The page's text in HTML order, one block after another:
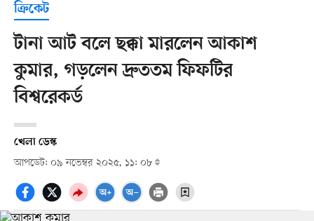
ক্রিকেট
টানা আট বলে ছক্কা মারলেন আকাশ
কুমার, গড়লেন দ্রুততম ফিফটির
বিশ্বরেকর্ড
খেলা ডেস্ক
আপডেট: ০৯ নভেম্বর ২০২৫, ১১: ০৮